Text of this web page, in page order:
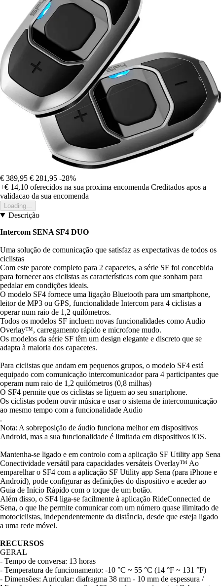
€ 389,95 € 281,95 -28%
+€ 14,10 oferecidos na sua proxima encomenda Creditados apos a
validacao da sua encomenda
Loading...
Descrição
Intercom SENA SF4 DUO
Uma solução de comunicação que satisfaz as expectativas de todos os
ciclistas
Com este pacote completo para 2 capacetes, a série SF foi concebida
para fornecer aos ciclistas as características com que sonham para
pedalar em condições ideais.
O modelo SF4 fornece uma ligação Bluetooth para um smartphone,
leitor de MP3 ou GPS, funcionalidade Intercom para 4 ciclistas a
operar num raio de 1,2 quilómetros.
Todos os modelos SF incluem novas funcionalidades como Audio
Overlay™, carregamento rápido e microfone mudo.
Os modelos da série SF têm um design elegante e discreto que se
adapta à maioria dos capacetes.
Para ciclistas que andam em pequenos grupos, o modelo SF4 está
equipado com comunicação intercomunicador para 4 participantes que
operam num raio de 1,2 quilómetros (0,8 milhas)
O SF4 permite que os ciclistas se liguem ao seu smartphone.
Os ciclistas podem ouvir música e usar o sistema de intercomunicação
ao mesmo tempo com a funcionalidade Audio
.
Nota: A sobreposição de áudio funciona melhor em dispositivos
Android, mas a sua funcionalidade é limitada em dispositivos iOS.
Mantenha-se ligado e em controlo com a aplicação SF Utility app Sena
Conectividade versátil para capacidades versáteis Overlay™ Ao
emparelhar o SF4 com a aplicação SF Utility app Sena (para iPhone e
Android), pode configurar as definições do dispositivo e aceder ao
Guia de Início Rápido com o toque de um botão.
Além disso, o SF4 liga-se facilmente à aplicação RideConnected de
Sena, o que lhe permite comunicar com um número quase ilimitado de
motociclistas, independentemente da distância, desde que esteja ligado
a uma rede móvel.
RECURSOS
GERAL
- Tempo de conversa: 13 horas
- Temperatura de funcionamento: -10 °C ~ 55 °C (14 °F ~ 131 °F)
- Dimensões: Auricular: diafragma 38 mm - 10 mm de espessura /